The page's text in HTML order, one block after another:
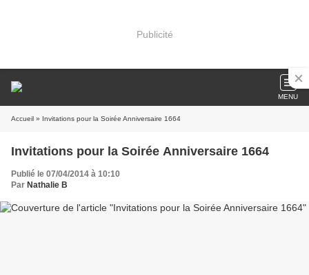
Publicité
MENU
Accueil » Invitations pour la Soirée Anniversaire 1664
Invitations pour la Soirée Anniversaire 1664
Publié le 07/04/2014 à 10:10
Par Nathalie B